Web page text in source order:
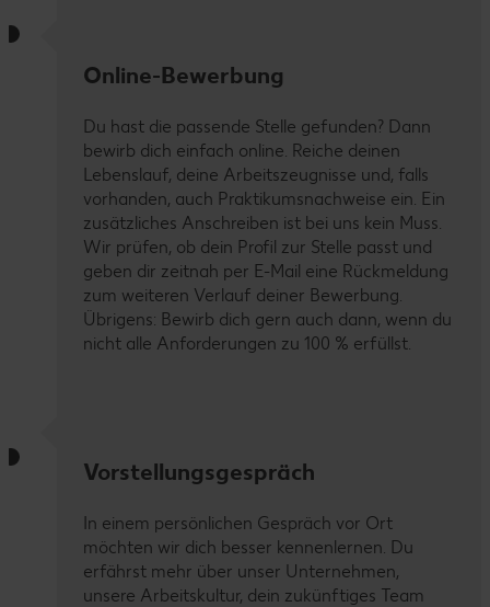
Online-Bewerbung
Du hast die passende Stelle gefunden? Dann
bewirb dich einfach online. Reiche deinen
Lebenslauf, deine Arbeitszeugnisse und, falls
vorhanden, auch Praktikumsnachweise ein. Ein
zusätzliches Anschreiben ist bei uns kein Muss.
Wir prüfen, ob dein Profil zur Stelle passt und
geben dir zeitnah per E-Mail eine Rückmeldung
zum weiteren Verlauf deiner Bewerbung.
Übrigens: Bewirb dich gern auch dann, wenn du
nicht alle Anforderungen zu 100 % erfüllst.
Vorstellungsgespräch
In einem persönlichen Gespräch vor Ort
möchten wir dich besser kennenlernen. Du
erfährst mehr über unser Unternehmen,
unsere Arbeitskultur, dein zukünftiges Team